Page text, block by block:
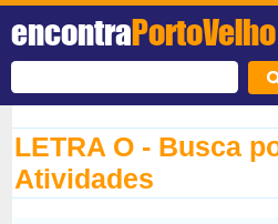
encontraPortoVelho
LETRA O - Busca
Atividades